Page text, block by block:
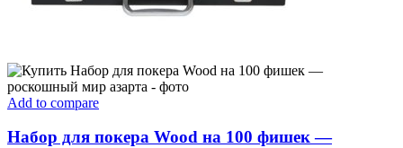
Add to compare
Набор для покера Wood на 100 фишек —